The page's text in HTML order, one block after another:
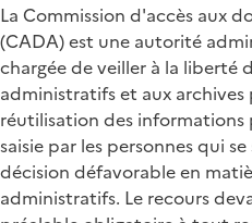
La Commission d'accès aux
(CADA) est une autorité
chargée de veiller à la liberté
administratifs et aux
réutilisation des
saisie par les personnes qui
décision défavorable en
administratifs. Le recours